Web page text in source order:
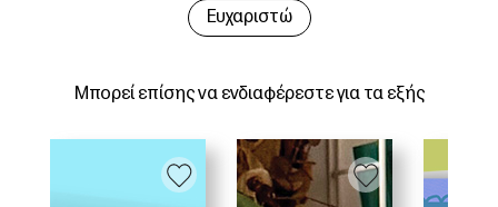
Μπορεί επίσης να ενδιαφέρεστε για τα εξής
Ευχαριστώ